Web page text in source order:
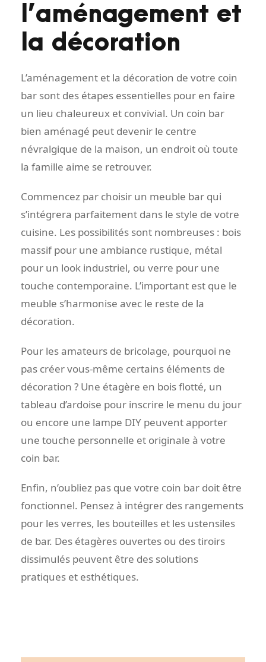
l’aménagement et
la décoration
L’aménagement et la décoration de votre coin
bar sont des étapes essentielles pour en faire
un lieu chaleureux et convivial. Un coin bar
bien aménagé peut devenir le centre
névralgique de la maison, un endroit où toute
la famille aime se retrouver.
Commencez par choisir un meuble bar qui
s’intégrera parfaitement dans le style de votre
cuisine. Les possibilités sont nombreuses : bois
massif pour une ambiance rustique, métal
pour un look industriel, ou verre pour une
touche contemporaine. L’important est que le
meuble s’harmonise avec le reste de la
décoration.
Pour les amateurs de bricolage, pourquoi ne
pas créer vous-même certains éléments de
décoration ? Une étagère en bois flotté, un
tableau d’ardoise pour inscrire le menu du jour
ou encore une lampe DIY peuvent apporter
une touche personnelle et originale à votre
coin bar.
Enfin, n’oubliez pas que votre coin bar doit être
fonctionnel. Pensez à intégrer des rangements
pour les verres, les bouteilles et les ustensiles
de bar. Des étagères ouvertes ou des tiroirs
dissimulés peuvent être des solutions
pratiques et esthétiques.